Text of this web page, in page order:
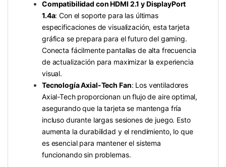
Compatibilidad con HDMI 2.1 y DisplayPort
1.4a: Con el soporte para las últimas
especificaciones de visualización, esta tarjeta
gráfica se prepara para el futuro del gaming.
Conecta fácilmente pantallas de alta frecuencia
de actualización para maximizar la experiencia
visual.
Tecnología Axial-Tech Fan: Los ventiladores
Axial-Tech proporcionan un flujo de aire optimal,
asegurando que la tarjeta se mantenga fría
incluso durante largas sesiones de juego. Esto
aumenta la durabilidad y el rendimiento, lo que
es esencial para mantener el sistema
funcionando sin problemas.